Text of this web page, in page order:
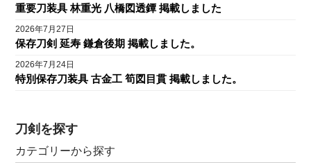
重要刀装具 林重光 八橋図透鐔 掲載しました
2026年7月27日
保存刀剣 延寿 鎌倉後期 掲載しました。
2026年7月24日
特別保存刀装具 古金工 筍図目貫 掲載しました。
刀剣を探す
カテゴリーから探す